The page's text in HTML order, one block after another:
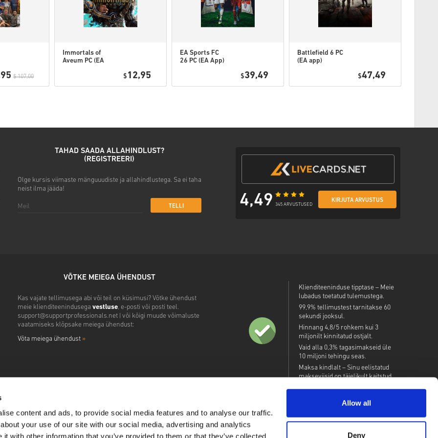
content and ads, to provide social media features and to analyse our traffic.
your use of our site with our social media, advertising and analytics
with other information that you’ve provided to them or that they’ve collected
Allow all
Deny
• Vali sobiv makseviis
• Lõpeta tellimus
$ 107,00
Immortals of
Aveum PC (EA
$ 12,95
EA Sports FC
26 PC (EA App)
$39,49
Battlefield 6 PC
(EA app)
$47,49
TAHAD SAADA ALLAHINDLUST?
(REGISTREERI)
Olge kursis viimaste mänguuudiste ja allahindlustega. Sa ei taha
neist ilma jääda!
TELLI 4,49 345 ARVUSTUSED
KIRJUTA ARVUSTUS
VÕTKE MEIEGA ÜHENDUST
Kas vajate tellimusega abi või teil on küsimusi? Võtke ühendust
meie klienditeenindusega vestluse, e-posti või posti teel.
support@supportprofessionals.net| või kõigi muude võimaluste
vaatamiseks klõpsake meiega ühendust:
Võta meiega ühendust »
Klienditeeninduse tipptase – Meie
lubadus toetatud tulemustega.
99,9% tellimustest tarnitakse 60
sekundi jooksul.
Hinnang 4,8/5 rohkem kui 3
miljonilt kinnitatud ostjalt.
Vaid alla 0,3% tagasimakseid üle
10 miljoni tehingu seas.
Maksa kindlalt – Sinu eelistatud
makseviisid on täielikult kaitstud.